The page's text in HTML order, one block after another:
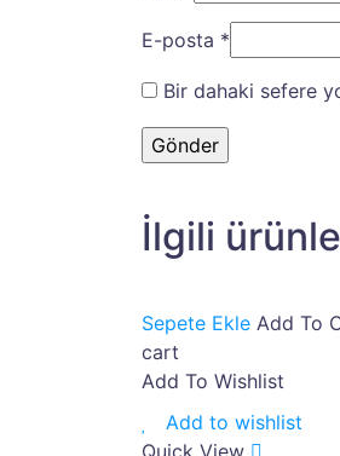
E-posta *
Bir dahaki sefere
İlgili
Sepete Ekle Add To
cart
Add To Wishlist
Add to wishlist